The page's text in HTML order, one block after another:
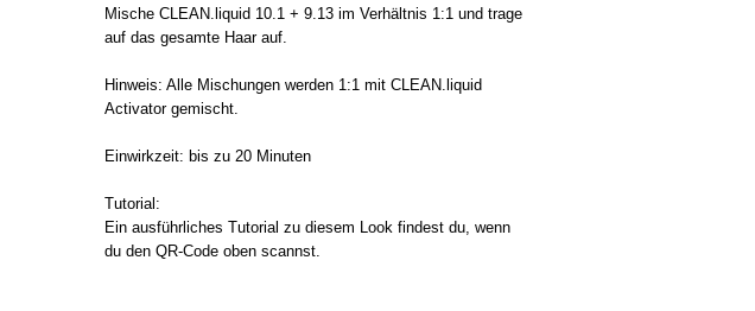
Mische CLEAN.liquid 10.1 + 9.13 im Verhältnis 1:1 und trage
auf das gesamte Haar auf.
Hinweis: Alle Mischungen werden 1:1 mit CLEAN.liquid
Activator gemischt.
Einwirkzeit: bis zu 20 Minuten
Tutorial:
Ein ausführliches Tutorial zu diesem Look findest du, wenn
du den QR-Code oben scannst.